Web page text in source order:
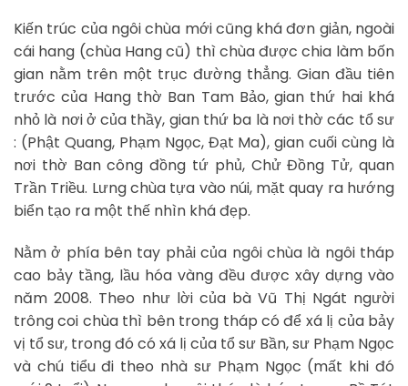
Kiến trúc của ngôi chùa mới cũng khá đơn giản, ngoài
cái hang (chùa Hang cũ) thì chùa được chia làm bốn
gian nằm trên một trục đường thẳng. Gian đầu tiên
trước của Hang thờ Ban Tam Bảo, gian thứ hai khá
nhỏ là nơi ở của thầy, gian thứ ba là nơi thờ các tổ sư
: (Phật Quang, Phạm Ngọc, Đạt Ma), gian cuối cùng là
nơi thờ Ban công đồng tứ phủ, Chử Đồng Tử, quan
Trần Triều. Lưng chùa tựa vào núi, mặt quay ra hướng
biển tạo ra một thế nhìn khá đẹp.
Nằm ở phía bên tay phải của ngôi chùa là ngôi tháp
cao bảy tầng, lầu hóa vàng đều được xây dựng vào
năm 2008. Theo như lời của bà Vũ Thị Ngát người
trông coi chùa thì bên trong tháp có để xá lị của bảy
vị tổ sư, trong đó có xá lị của tổ sư Bần, sư Phạm Ngọc
và chú tiểu đi theo nhà sư Phạm Ngọc (mất khi đó